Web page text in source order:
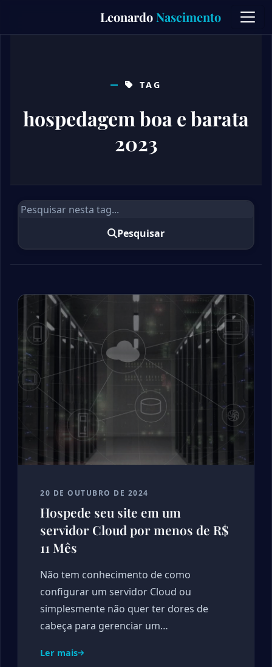
content
Leonardo Nascimento
TAG
hospedagem boa e barata
2023
Pesquisar
20 DE OUTUBRO DE 2024
Hospede seu site em um
servidor Cloud por menos de R$
11 Mês
Não tem conhecimento de como
configurar um servidor Cloud ou
simplesmente não quer ter dores de
cabeça para gerenciar um…
Ler mais